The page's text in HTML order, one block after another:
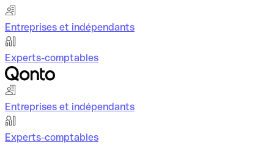
Entreprises et indépendants
Experts-comptables
Entreprises et indépendants
Experts-comptables